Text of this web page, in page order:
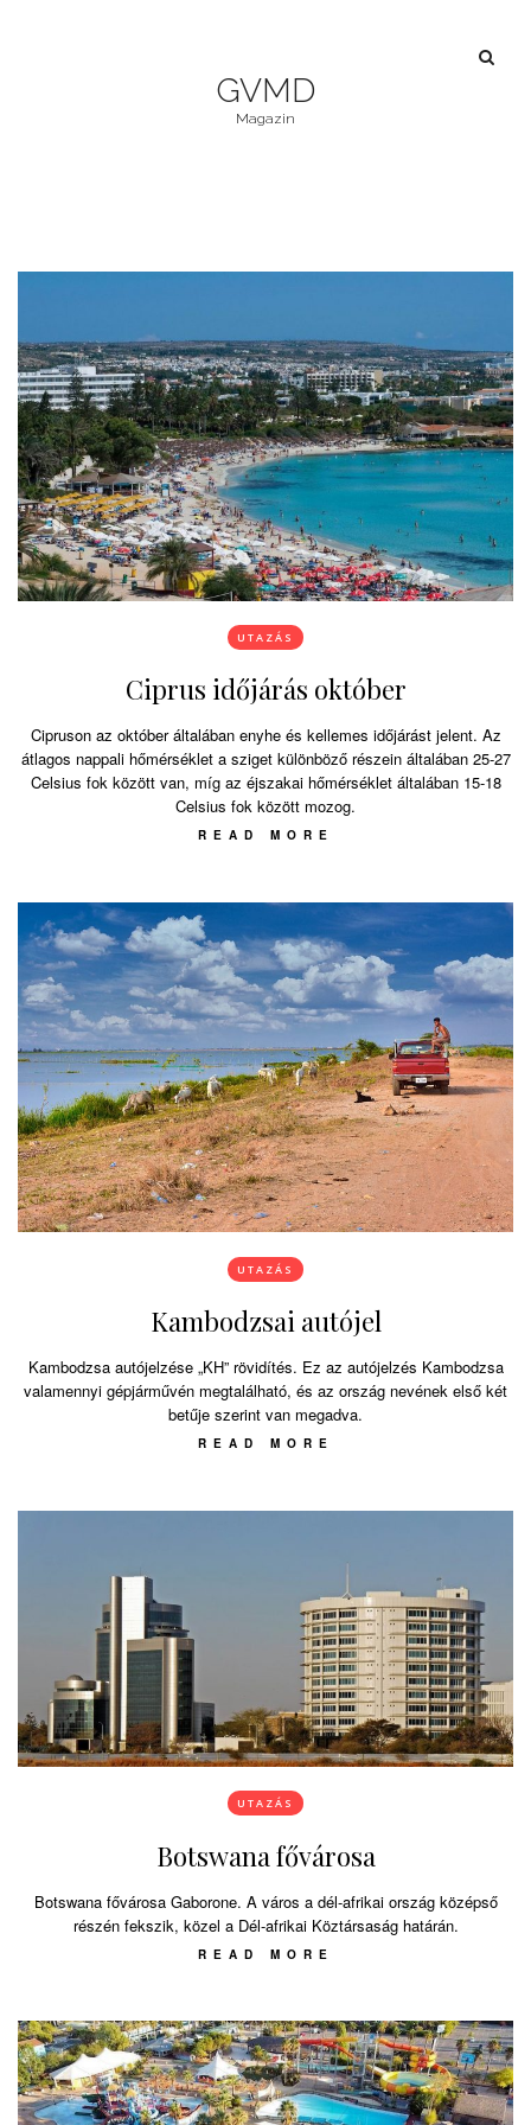
GVMD
Magazin
UTAZÁS
Ciprus időjárás október
Cipruson az október általában enyhe és kellemes időjárást jelent. Az
átlagos nappali hőmérséklet a sziget különböző részein általában 25-27
Celsius fok között van, míg az éjszakai hőmérséklet általában 15-18
Celsius fok között mozog.
READ MORE
UTAZÁS
Kambodzsai autójel
Kambodzsa autójelzése „KH” rövidítés. Ez az autójelzés Kambodzsa
valamennyi gépjárművén megtalálható, és az ország nevének első két
betűje szerint van megadva.
READ MORE
UTAZÁS
Botswana fővárosa
Botswana fővárosa Gaborone. A város a dél-afrikai ország középső
részén fekszik, közel a Dél-afrikai Köztársaság határán.
READ MORE